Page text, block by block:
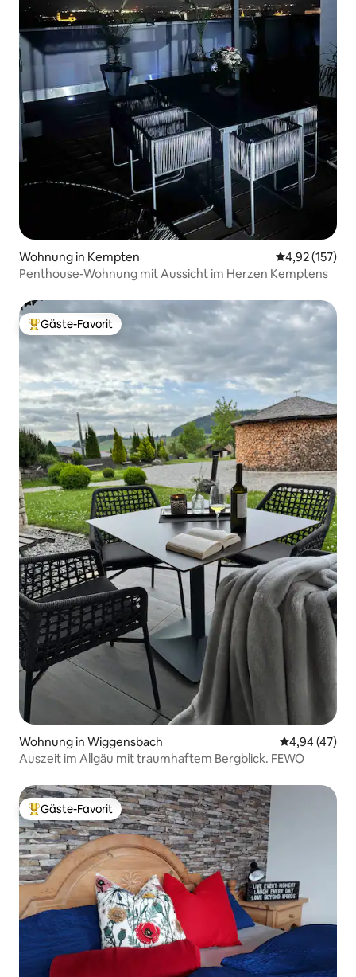
Wohnung in Kempten
4,92 (157)
Penthouse-Wohnung mit Aussicht im Herzen Kemptens
Beliebter Gäste-Favorit.
Gäste-Favorit
Wohnung in Wiggensbach
4,94 (47)
Auszeit im Allgäu mit traumhaftem Bergblick. FEWO
Beliebter Gäste-Favorit.
Gäste-Favorit